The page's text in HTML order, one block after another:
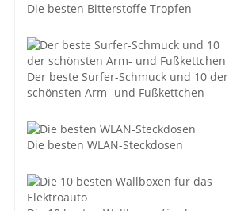
Die besten Bitterstoffe Tropfen
Der beste Surfer-Schmuck und 10 der
schönsten Arm- und Fußkettchen
Die besten WLAN-Steckdosen